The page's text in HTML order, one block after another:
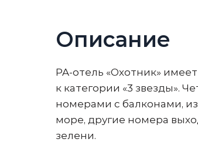
Описание
PA-отель «Охотник»
к категории «3 звезды».
номерами с балконами,
море, другие номера
зелени.